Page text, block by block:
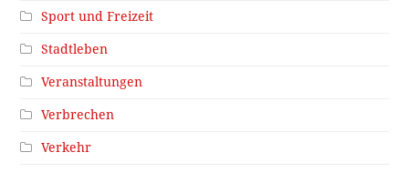
Sport und Freizeit
Stadtleben
Veranstaltungen
Verbrechen
Verkehr